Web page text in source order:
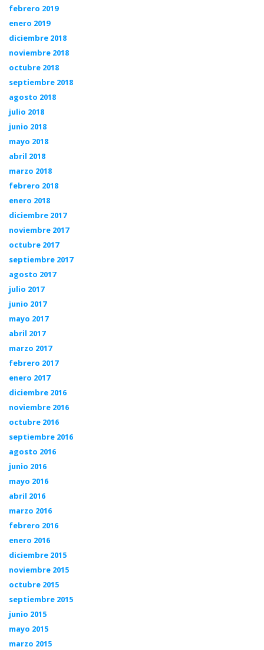
febrero 2019
enero 2019
diciembre 2018
noviembre 2018
octubre 2018
septiembre 2018
agosto 2018
julio 2018
junio 2018
mayo 2018
abril 2018
marzo 2018
febrero 2018
enero 2018
diciembre 2017
noviembre 2017
octubre 2017
septiembre 2017
agosto 2017
julio 2017
junio 2017
mayo 2017
abril 2017
marzo 2017
febrero 2017
enero 2017
diciembre 2016
noviembre 2016
octubre 2016
septiembre 2016
agosto 2016
junio 2016
mayo 2016
abril 2016
marzo 2016
febrero 2016
enero 2016
diciembre 2015
noviembre 2015
octubre 2015
septiembre 2015
junio 2015
mayo 2015
marzo 2015